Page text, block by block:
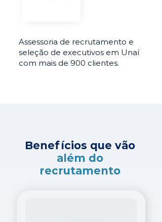
Assessoria de recrutamento e
seleção de executivos em Unaí
com mais de 900 clientes.
Benefícios que vão
além do
recrutamento